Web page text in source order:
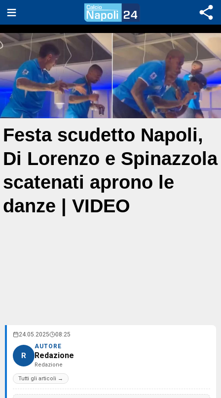
Festa scudetto Napoli,
Di Lorenzo e Spinazzola
scatenati aprono le
danze | VIDEO
24.05.2025 08:25
R
AUTORE
Redazione
Redazione
Tutti gli articoli →